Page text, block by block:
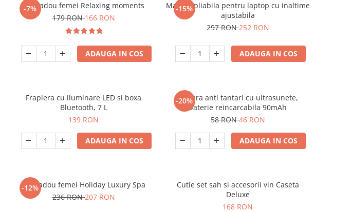
-7%
Set cadou femei Relaxing moments
179 RON166 RON
ADAUGA IN COS
-15%
Masuta pliabila pentru laptop cu inaltime
ajustabila
297 RON252 RON
ADAUGA IN COS
Frapiera cu iluminare LED si boxa
Bluetooth, 7 L
139 RON
ADAUGA IN COS
-20%
Bratara anti tantari cu ultrasunete,
baterie reincarcabila 90mAh
58 RON46 RON
ADAUGA IN COS
-12%
Set cadou femei Holiday Luxury Spa
236 RON207 RON
Cutie set sah si accesorii vin Caseta
Deluxe
168 RON